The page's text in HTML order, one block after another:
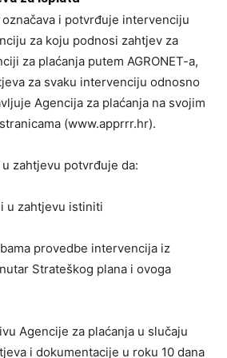
i potvrđuje intervenciju
za koju podnosi zahtjev za
za plaćanja putem AGRONET-a,
za svaku intervenciju odnosno
Agencija za plaćanja na svojim
(www.apprrr.hr).
zahtjevu potvrđuje da:
u zahtjevu istiniti
provedbe intervencija iz
Strateškog plana i ovoga
Agencije za plaćanja u slučaju
i dokumentacije u roku 10 dana